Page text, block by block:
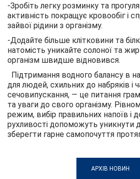
-Зробіть легку розминку та
активність покращує кровообіг і
зайвої рідини з організму.
-Додайте більше клітковини та
натомість уникайте солоної та
організм швидше відновився.
Підтримання водного балансу в
для людей, схильних до набряків і
сечовипускання, — це питання
та уваги до свого організму.
режим, вибір правильних напоїв і
рухливості допоможуть уникнути
зберегти гарне самопочуття
АРХІВ НОВИН